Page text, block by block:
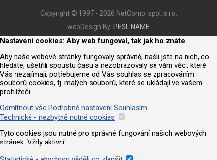
Copyright © 1997 - 2026 NetComp, spol. s r.o.
webDesign By: PESL.NAME
Nastavení cookies: Aby web fungoval, tak jak ho znáte
Aby naše webové stránky fungovaly správně, našli jste na nich, co
hledáte, ušetřili spoustu času a nezobrazovaly se vám věci, které
Vás nezajímají, potřebujeme od Vás souhlas se zpracováním
souborů cookies, tj. malých souborů, které se ukládají ve vašem
prohlížeči.
Odmítnout vše Podrobné nastavení Souhlasím
Technické - nezbytně nutné cookies
Tyto cookies jsou nutné pro správné fungování našich webových
stránek. Vždy aktivní.